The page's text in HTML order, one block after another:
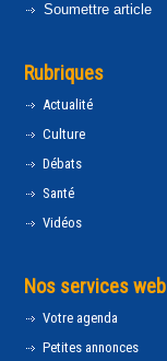
Soumettre article
Rubriques
Actualité
Culture
Débats
Santé
Vidéos
Nos services web
Votre agenda
Petites annonces